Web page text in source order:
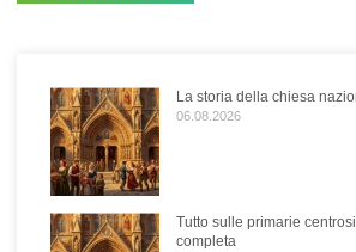
La storia della chiesa
06.08.2026
Tutto sulle primarie
completa